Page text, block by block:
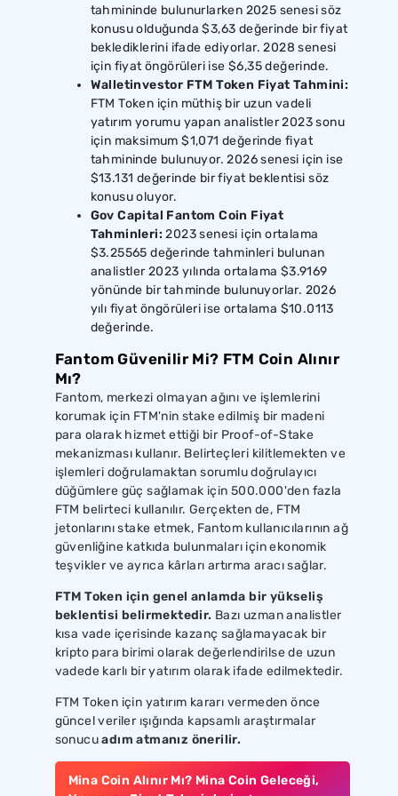
tahmininde bulunurlarken 2025 senesi söz
konusu olduğunda $3,63 değerinde bir fiyat
beklediklerini ifade ediyorlar. 2028 senesi
için fiyat öngörüleri ise $6,35 değerinde.
Walletinvestor FTM Token Fiyat Tahmini:
FTM Token için müthiş bir uzun vadeli
yatırım yorumu yapan analistler 2023 sonu
için maksimum $1,071 değerinde fiyat
tahmininde bulunuyor. 2026 senesi için ise
$13.131 değerinde bir fiyat beklentisi söz
konusu oluyor.
Gov Capital Fantom Coin Fiyat
Tahminleri:2023 senesi için ortalama
$3.25565 değerinde tahminleri bulunan
analistler 2023 yılında ortalama $3.9169
yönünde bir tahminde bulunuyorlar. 2026
yılı fiyat öngörüleri ise ortalama $10.0113
değerinde.
Fantom Güvenilir Mi? FTM Coin Alınır
Mı?
Fantom, merkezi olmayan ağını ve işlemlerini
korumak için FTM'nin stake edilmiş bir madeni
para olarak hizmet ettiği bir Proof-of-Stake
mekanizması kullanır. Belirteçleri kilitlemekten ve
işlemleri doğrulamaktan sorumlu doğrulayıcı
düğümlere güç sağlamak için 500.000'den fazla
FTM belirteci kullanılır. Gerçekten de, FTM
jetonlarını stake etmek, Fantom kullanıcılarının ağ
güvenliğine katkıda bulunmaları için ekonomik
teşvikler ve ayrıca kârları artırma aracı sağlar.
FTM Token için genel anlamda bir yükseliş
beklentisi belirmektedir. Bazı uzman analistler
kısa vade içerisinde kazanç sağlamayacak bir
kripto para birimi olarak değerlendirilse de uzun
vadede karlı bir yatırım olarak ifade edilmektedir.
FTM Token için yatırım kararı vermeden önce
güncel veriler ışığında kapsamlı araştırmalar
sonucuadım atmanız önerilir.
Mina Coin Alınır Mı? Mina Coin Geleceği,